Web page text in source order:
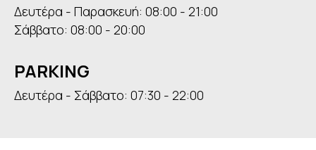
Δευτέρα - Παρασκευή: 08:00 - 21:00
Σάββατο: 08:00 - 20:00
PARKING
Δευτέρα - Σάββατο: 07:30 - 22:00